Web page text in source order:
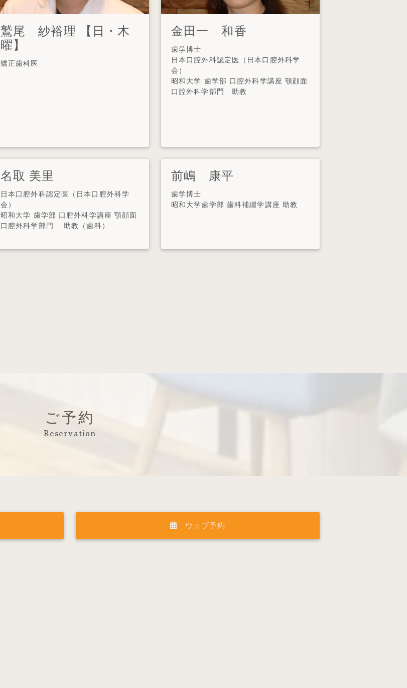
鷲尾 紗裕理 【日・木
曜】
矯正歯科医
金田一 和香
歯学博士
日本口腔外科認定医（日本口腔外科学
会）
昭和大学 歯学部 口腔外科学講座 顎顔面
口腔外科学部門 助教
名取 美里
日本口腔外科認定医（日本口腔外科学
会）
昭和大学 歯学部 口腔外科学講座 顎顔面
口腔外科学部門 助教（歯科）
前嶋 康平
歯学博士
昭和大学歯学部 歯科補綴学講座 助教
ご予約
Reservation
ウェブ予約